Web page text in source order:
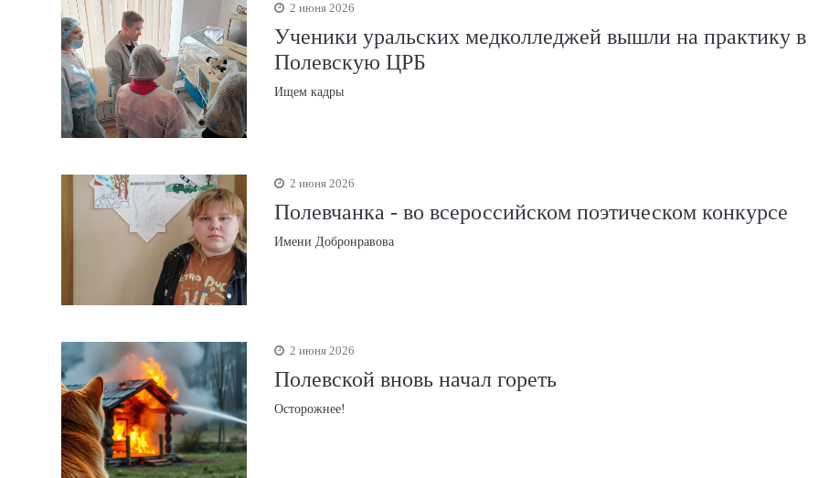
2 июня 2026
Ученики уральских медколледжей вышли на практику в
Полевскую ЦРБ
Ищем кадры
2 июня 2026
Полевчанка - во всероссийском поэтическом конкурсе
Имени Добронравова
2 июня 2026
Полевской вновь начал гореть
Осторожнее!